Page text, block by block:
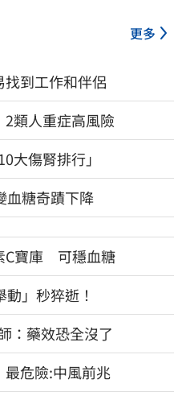
更多
到工作和伴侶
類人重症高風險
大傷腎排行」
糖奇蹟下降
C寶庫 可穩血糖
」秒猝逝！
：藥效恐全沒了
危險:中風前兆